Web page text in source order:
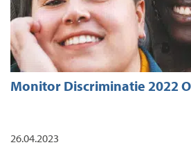
Monitor Discriminatie 2022
26.04.2023